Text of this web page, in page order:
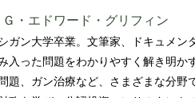
Ｇ・エドワード・グリフィン
ガン大学卒業。文筆家、ドキュメン
入った問題をわかりやすく解き明
題、ガン治療など、さまざまな分野